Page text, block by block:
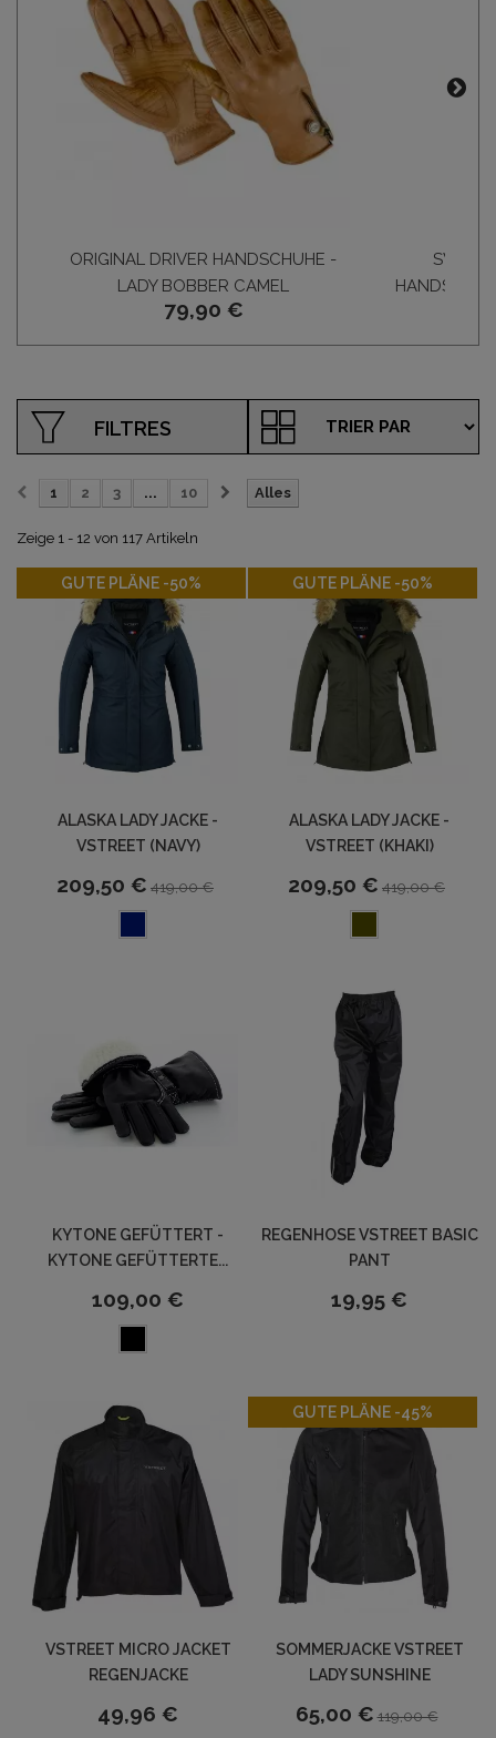
ORIGINAL DRIVER HANDSCHUHE -
LADY BOBBER CAMEL
79,90 €
FILTRES
Alles
1 2 3 ... 10
Zeige 1 - 12 von 117 Artikeln
GUTE PLÄNE -50%
ALASKA LADY JACKE -
VSTREET (NAVY)
209,50 € 419,00 €
-50% GUTE PLÄNE -50%
ALASKA LADY JACKE -
VSTREET (KHAKI)
209,50 € 419,00 €
-50%
KYTONE GEFÜTTERT -
KYTONE GEFÜTTERTE...
109,00 €
REGENHOSE VSTREET BASIC
PANT
19,95 €
VSTREET MICRO JACKET
REGENJACKE
49,96 €
GUTE PLÄNE -45%
SOMMERJACKE VSTREET
LADY SUNSHINE
65,00 € 119,00 €
-45%